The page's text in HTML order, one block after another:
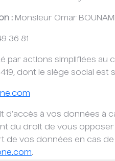
: Monsieur Omar
36 81
par actions simplifiées au
dont le siège social est
d’accès à vos données
du droit de vous
de vos données en cas
.